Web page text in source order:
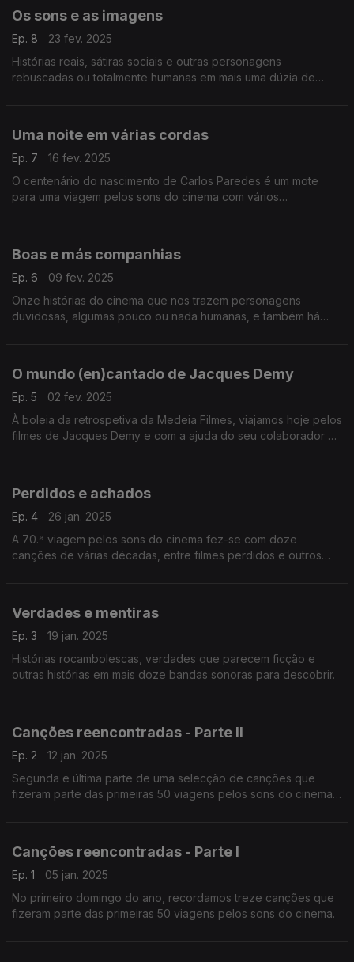
Os sons e as imagens
Ep. 8
23 fev. 2025
Histórias reais, sátiras sociais e outras personagens
rebuscadas ou totalmente humanas em mais uma dúzia de
Uma noite em várias cordas
Ep. 7
16 fev. 2025
O centenário do nascimento de Carlos Paredes é um mote
para uma viagem pelos sons do cinema com vários
Boas e más companhias
Ep. 6
09 fev. 2025
Onze histórias do cinema que nos trazem personagens
duvidosas, algumas pouco ou nada humanas, e também há
O mundo (en)cantado de Jacques Demy
Ep. 5
02 fev. 2025
À boleia da retrospetiva da Medeia Filmes, viajamos hoje pelos
filmes de Jacques Demy e com a ajuda do seu colaborador e
Perdidos e achados
Ep. 4
26 jan. 2025
A 70.ª viagem pelos sons do cinema fez-se com doze
canções de várias décadas, entre filmes perdidos e outros
Verdades e mentiras
Ep. 3
19 jan. 2025
Histórias rocambolescas, verdades que parecem ficção e
outras histórias em mais doze bandas sonoras para descobrir.
Canções reencontradas - Parte II
Ep. 2
12 jan. 2025
Segunda e última parte de uma selecção de canções que
fizeram parte das primeiras 50 viagens pelos sons do cinema.
Canções reencontradas - Parte I
Ep. 1
05 jan. 2025
No primeiro domingo do ano, recordamos treze canções que
fizeram parte das primeiras 50 viagens pelos sons do cinema.